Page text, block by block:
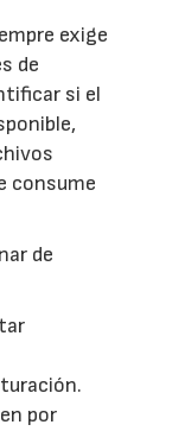
exige
de
si el
consume
de
por